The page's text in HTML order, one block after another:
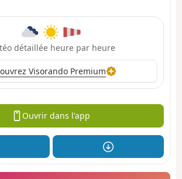
détaillée heure par heure
Visorando Premium
Ouvrir dans l'app